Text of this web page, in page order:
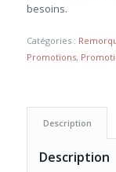
besoins.
Catégories :
Promotions,
Description
Description